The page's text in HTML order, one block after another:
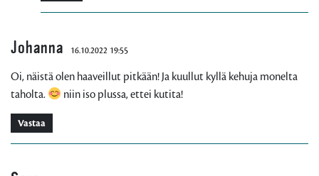
Johanna 16.10.2022 19:55
Oi, näistä olen haaveillut pitkään! Ja kuullut kyllä kehuja monelta
taholta.
niin iso plussa, ettei kutita!
Vastaa